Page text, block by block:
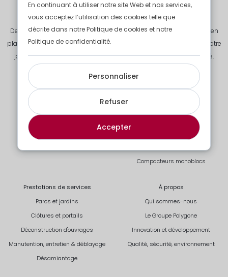
De la démolition à l’évacuation des déchets de chantier, à la mise en
place de bases de vie pour vos équipes, jusqu’aux finitions dans votre
jardin, nous vous offrons un accompagnement fiable et sécurisé.
Solutions modulaires
Solutions standards
Solutions sur-mesure
Solutions habitations
Solutions déchets
Collecte de vos déchets
Bennes à chaînes
Compacteurs monoblocs
Prestations de services
Parcs et jardins
Clôtures et portails
Déconstruction d'ouvrages
Manutention, entretien & déblayage
Désamiantage
À propos
Qui sommes-nous
Le Groupe Polygone
Innovation et développement
Qualité, sécurité, environnement
En continuant à utiliser notre site Web et nos services,
vous acceptez l’utilisation des cookies telle que
décrite dans notre Politique de cookies et notre
Politique de confidentialité.
Accepter
Refuser
Personnaliser